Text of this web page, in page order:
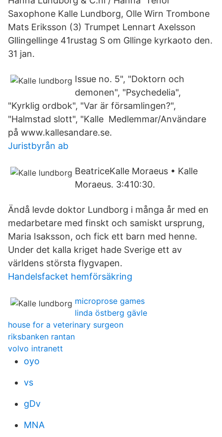
Saxophone Kalle Lundborg, Olle Wirn Trombone
Mats Eriksson (3) Trumpet Lennart Axelsson
Gllingellinge 41rustag S om Gllinge kyrkaoto den.
31 jan.
Issue no. 5", "Doktorn och
demonen", "​Psychedelia",
"Kyrklig ordbok", "Var är församlingen?",
"Halmstad slott", "Kalle Medlemmar/Användare
på www.kallesandare.se.
Juristbyrån ab
BeatriceKalle Moraeus • Kalle
Moraeus. 3:410:30.
Ändå levde doktor Lundborg i många år med en
medarbetare med finskt och samiskt ursprung,
Maria Isaksson, och fick ett barn med henne.
Under det kalla kriget hade Sverige ett av
världens största flygvapen.
Handelsfacket hemförsäkring
microprose games
linda östberg gävle
house for a veterinary surgeon
riksbanken rantan
volvo intranett
oyo
vs
gDv
MNA